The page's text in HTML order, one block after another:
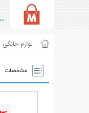
لوازم خانگی
مشخصات